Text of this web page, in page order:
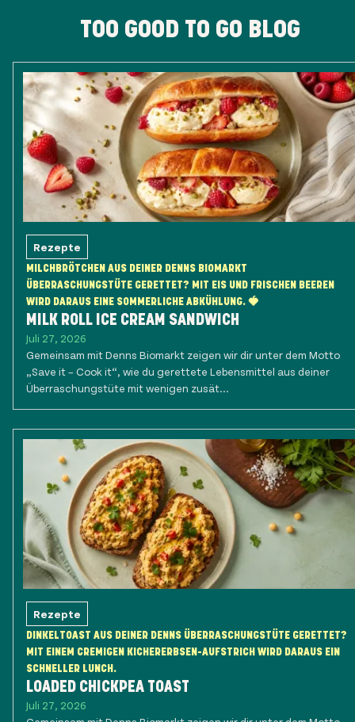
TOO GOOD TO GO BLOG
Rezepte
MILCHBRÖTCHEN AUS DEINER DENNS BIOMARKT
ÜBERRASCHUNGSTÜTE GERETTET? MIT EIS UND FRISCHEN BEEREN
WIRD DARAUS EINE SOMMERLICHE ABKÜHLUNG. 🍓
MILK ROLL ICE CREAM SANDWICH
Juli 27, 2026
Gemeinsam mit Denns Biomarkt zeigen wir dir unter dem Motto
„Save it – Cook it“, wie du gerettete Lebensmittel aus deiner
Überraschungstüte mit wenigen zusät...
Rezepte
DINKELTOAST AUS DEINER DENNS ÜBERRASCHUNGSTÜTE GERETTET?
MIT EINEM CREMIGEN KICHERERBSEN-AUFSTRICH WIRD DARAUS EIN
SCHNELLER LUNCH.
LOADED CHICKPEA TOAST
Juli 27, 2026